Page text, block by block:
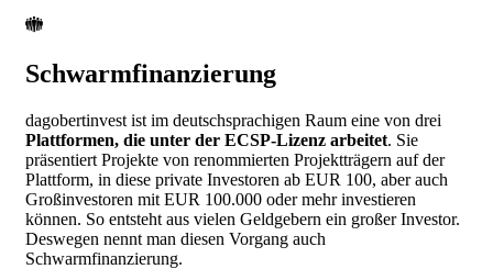
Schwarmfinanzierung
dagobertinvest ist im deutschsprachigen Raum eine von drei
Plattformen, die unter der ECSP-Lizenz arbeitet. Sie
präsentiert Projekte von renommierten Projektträgern auf der
Plattform, in diese private Investoren ab EUR 100, aber auch
Großinvestoren mit EUR 100.000 oder mehr investieren
können. So entsteht aus vielen Geldgebern ein großer Investor.
Deswegen nennt man diesen Vorgang auch
Schwarmfinanzierung.